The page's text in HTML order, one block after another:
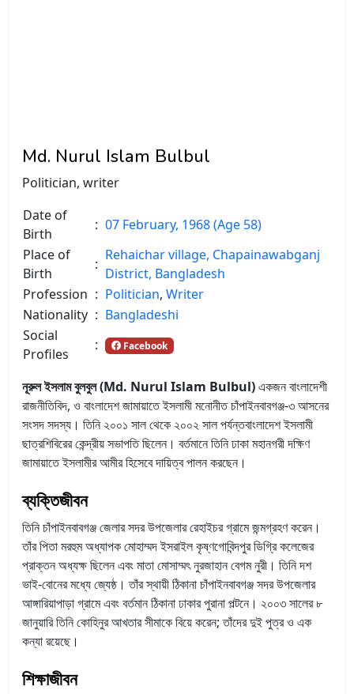
Md. Nurul Islam Bulbul
Politician, writer
Date of
Birth
: 07 February, 1968 (Age 58)
Place of
Birth
:
Rehaichar village, Chapainawabganj
District, Bangladesh
Profession : Politician, Writer
Nationality : Bangladeshi
Social
Profiles
: Facebook
নূরুল ইসলাম বুলবুল (Md. Nurul Islam Bulbul)একজন বাংলাদেশী
রাজনীতিবিদ, ও বাংলাদেশ জামায়াতে ইসলামী মনোনীত চাঁপাইনবাবগঞ্জ-৩ আসনের
সংসদ সদস্য। তিনি ২০০১ সাল থেকে ২০০২ সাল পর্যন্তবাংলাদেশ ইসলামী
ছাত্রশিবিরের কেন্দ্রীয় সভাপতি ছিলেন। বর্তমানে তিনি ঢাকা মহানগরী দক্ষিণ
জামায়াতে ইসলামীর আমীর হিসেবে দায়িত্ব পালন করছেন।
ব্যক্তিজীবন
তিনি চাঁপাইনবাবগঞ্জ জেলার সদর উপজেলার রেহাইচর গ্রামে জন্মগ্রহণ করেন।
তাঁর পিতা মরহুম অধ্যাপক মোহাম্মদ ইসরাইল কৃষ্ণগোবিন্দপুর ডিগ্রি কলেজের
প্রাক্তন অধ্যক্ষ ছিলেন এবং মাতা মোসাম্মৎ নুরজাহান বেগম নুরী। তিনি দশ
ভাই-বোনের মধ্যে জ্যেষ্ঠ। তাঁর স্থায়ী ঠিকানা চাঁপাইনবাবগঞ্জ সদর উপজেলার
আঙ্গারিয়াপাড়া গ্রামে এবং বর্তমান ঠিকানা ঢাকার পুরানা পল্টনে। ২০০৩ সালের ৮
জানুয়ারি তিনি কোহিনুর আখতার সীমাকে বিয়ে করেন; তাঁদের দুই পুত্র ও এক
কন্যা রয়েছে।
শিক্ষাজীবন